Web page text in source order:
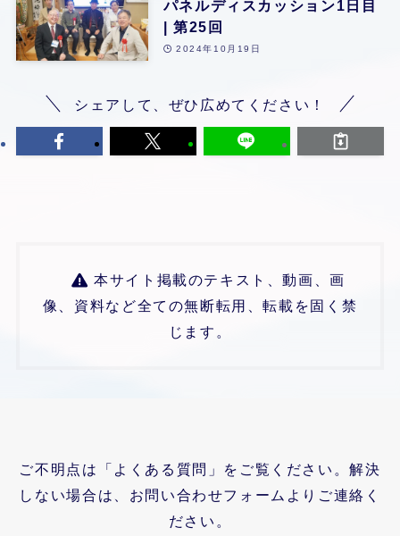
パネルディスカッション1日目
| 第25回
2024年10月19日
シェアして、ぜひ広めてください！
本サイト掲載のテキスト、動画、画
像、資料など全ての無断転用、転載を固く禁
じます。
ご不明点は「よくある質問」をご覧ください。解決
しない場合は、お問い合わせフォームよりご連絡く
ださい。